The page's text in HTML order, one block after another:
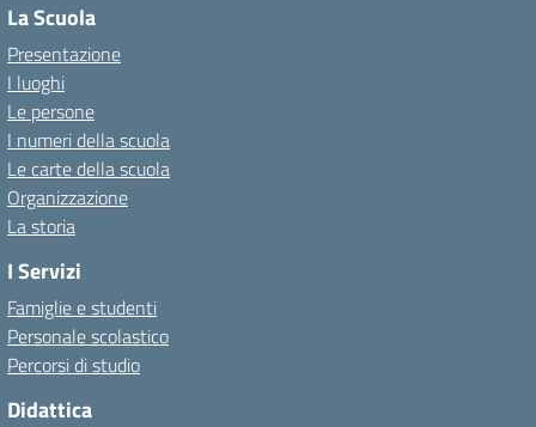
La Scuola
Presentazione
I luoghi
Le persone
I numeri della scuola
Le carte della scuola
Organizzazione
La storia
I Servizi
Famiglie e studenti
Personale scolastico
Percorsi di studio
Didattica